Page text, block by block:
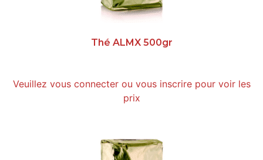
Thé ALMX 500gr
Veuillez vous connecter ou vous inscrire pour voir les
prix